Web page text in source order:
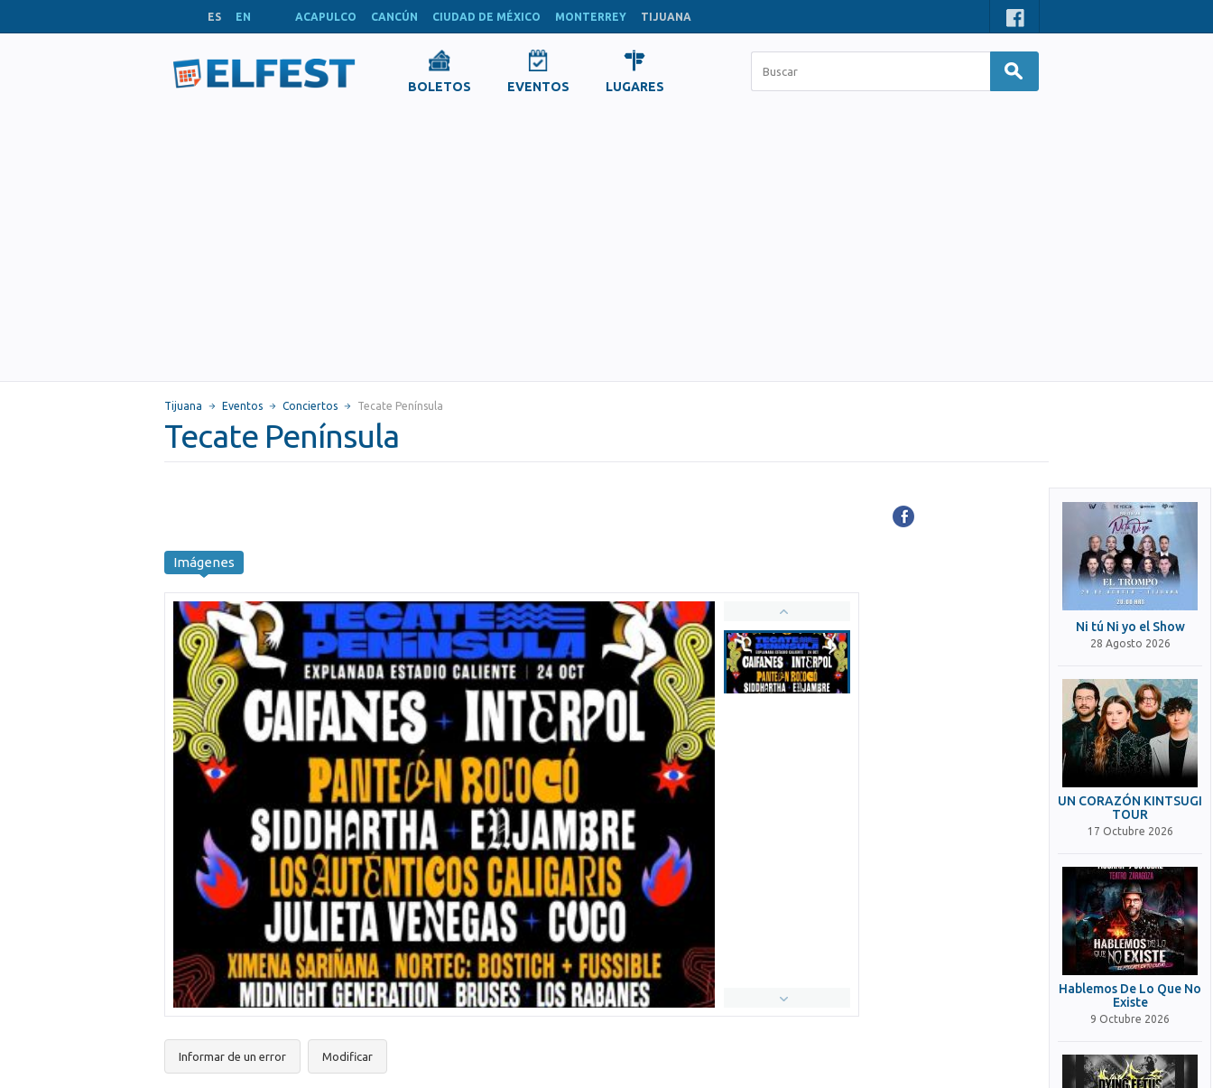
ES EN ACAPULCO CANCÚN CIUDAD DE MÉXICO MONTERREY TIJUANA
BOLETOS EVENTOS LUGARES
Tijuana Eventos Conciertos Tecate Península
Tecate Península
Imágenes
Informar de un error Modificar
Ni tú Ni yo el Show
28 Agosto 2026
UN CORAZÓN KINTSUGI
TOUR
17 Octubre 2026
Hablemos De Lo Que No
Existe
9 Octubre 2026